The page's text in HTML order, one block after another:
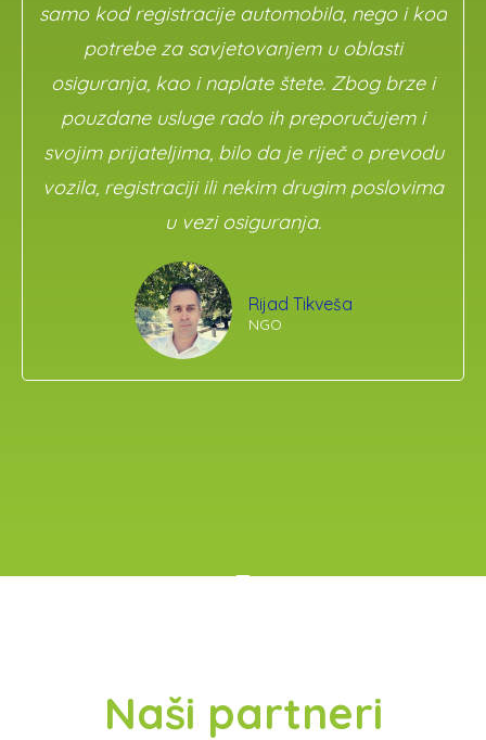
samo kod registracije automobila, nego i kod
potrebe za savjetovanjem u oblasti
osiguranja, kao i naplate štete. Zbog brze i
pouzdane usluge rado ih preporučujem i
svojim prijateljima, bilo da je riječ o prevodu
vozila, registraciji ili nekim drugim poslovima
u vezi osiguranja.
Rijad Tikveša
NGO
Naši partneri